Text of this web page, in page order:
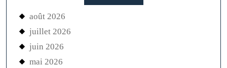
août 2026
juillet 2026
juin 2026
mai 2026